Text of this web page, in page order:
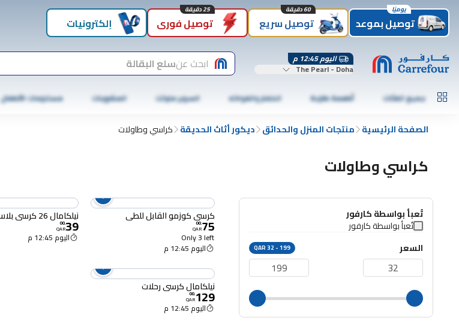
توصيل بموعد
يوميًا
توصيل سريع
60 دقيقة
توصيل فوري
25 دقيقة
إلكترونيات
اليوم 12:45 م
The Pearl - Doha ابحث عنسلع البقالة
جميع الفئات أطعمة طازجة الخضار والفواكه السوبر ماركت المشروبات مستلزمات الأطفال
الصفحة الرئيسية منتجات المنزل والحدائق ديكور أثاث الحديقة كراسي وطاولات
كراسي وطاولات
تُعبأ بواسطة كارفور
تُعبأ بواسطة كارفور
السعر
QAR 32 - 199
كرسي كوزمو القابل للطي
75
.
00
QAR
Only 3 left
اليوم 12:45 م
نيلكامال 26 كرسي بلاستيك
39
.
00
QAR
اليوم 12:45 م
نيلكامال كرسي رحلات
129
.
00
QAR
اليوم 12:45 م